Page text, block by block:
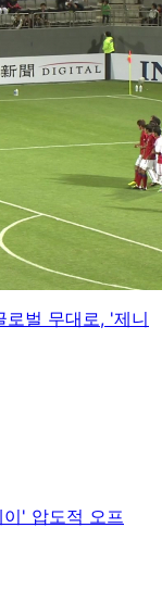
벌 무대로, '제니
' 압도적 오프